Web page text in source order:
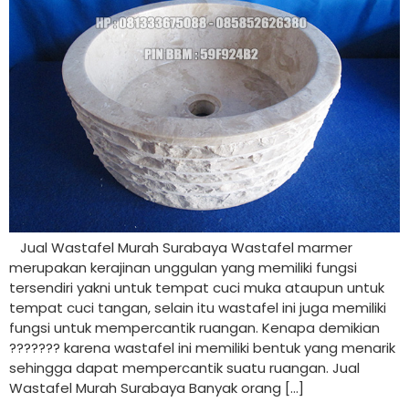
Jual Wastafel Murah Surabaya Wastafel marmer
merupakan kerajinan unggulan yang memiliki fungsi
tersendiri yakni untuk tempat cuci muka ataupun untuk
tempat cuci tangan, selain itu wastafel ini juga memiliki
fungsi untuk mempercantik ruangan. Kenapa demikian
??????? karena wastafel ini memiliki bentuk yang menarik
sehingga dapat mempercantik suatu ruangan. Jual
Wastafel Murah Surabaya Banyak orang […]